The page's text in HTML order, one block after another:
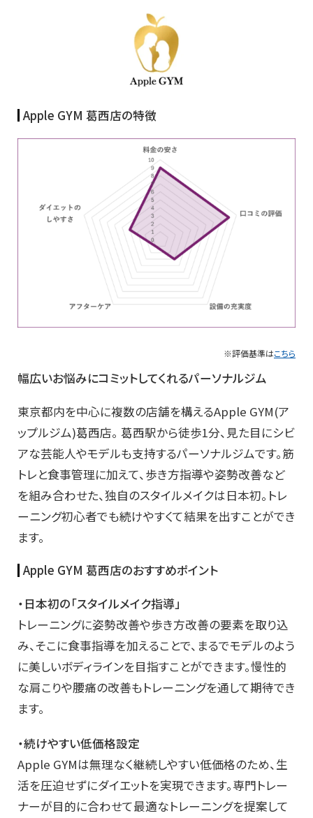
Apple GYM 葛西店の特徴
※評価基準はこちら
幅広いお悩みにコミットしてくれるパーソナルジム
東京都内を中心に複数の店舗を構えるApple GYM(ア
ップルジム)葛西店。 葛西駅から徒歩1分、見た目にシビ
アな芸能人やモデルも支持するパーソナルジムです。筋
トレと食事管理に加えて、歩き方指導や姿勢改善など
を組み合わせた、独自のスタイルメイクは日本初。トレ
ーニング初心者でも続けやすくて結果を出すことができ
ます。
Apple GYM 葛西店のおすすめポイント
・日本初の「スタイルメイク指導」
トレーニングに姿勢改善や歩き方改善の要素を取り込
み、そこに食事指導を加えることで、まるでモデルのよう
に美しいボディラインを目指すことができます。慢性的
な肩こりや腰痛の改善もトレーニングを通して期待でき
ます。
・続けやすい低価格設定
Apple GYMは無理なく継続しやすい低価格のため、生
活を圧迫せずにダイエットを実現できます。専門トレー
ナーが目的に合わせて最適なトレーニングを提案して